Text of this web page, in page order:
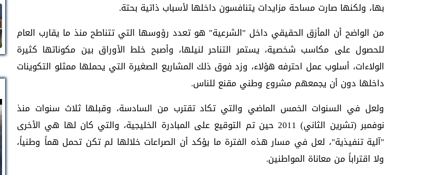
بها، ولكنها صارت مساحة مزايدات يتنافسون داخلها لأسباب ذاتية بحتة.
من الواضح أن المأزق الحقيقي داخل "الشرعية" هو تعدد رؤوسها التي تتناطح منذ ما يقارب العام
للحصول على مكاسب شخصية، يستمر التناحر لنيلها، وأصبح خلط الأوراق بين مكوناتها كثيرة
الولاءات، أسلوب عمل احترفه هؤلاء، وزد فوق ذلك المشاريع الصغيرة التي يحملها ممثلو التكوينات
داخلها دون أن يجمعهم مشروع وطني مقنع للناس.
ولعل في السنوات الخمس الماضي والتي تكاد تقترب من السادسة، وقبلها ثلاث سنوات منذ
نوفمبر (تشرين الثاني) 2011 حين تم التوقيع على المبادرة الخليجية، والتي كان لها هي الأخرى
"آلية تنفيذية"، لعل في مسار هذه الفترة ما يؤكد أن الصراعات خلالها لم تكن تحمل هماً وطنياً،
ولا اقتراباً من معاناة المواطنين.